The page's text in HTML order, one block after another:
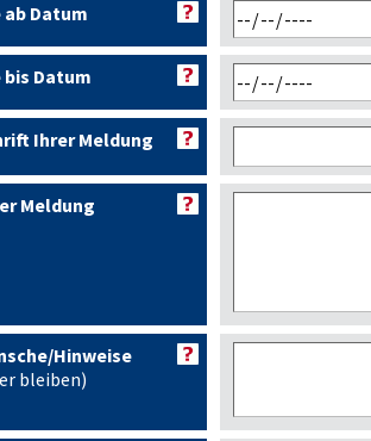
Datum
bis Datum
Ihrer Meldung
Meldung
Hinweise
bleiben)